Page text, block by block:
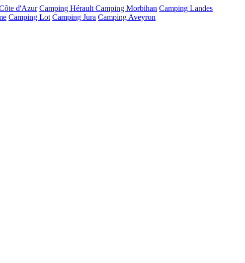
d'Azur Camping Hérault Camping Morbihan Camping Landes
Camping Lot Camping Jura Camping Aveyron